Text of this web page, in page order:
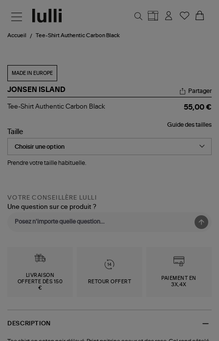
Accueil Tee-Shirt Authentic Carbon Black
MADE IN EUROPE
JONSEN ISLAND
Tee-
Carbon
Black
Partager
Tee-Shirt Authentic Carbon Black 55,00 €
Guide des tailles
Taille
Prendre votre taille habituelle.
VOTRE CONSEILLÈRE LULLI
Une question sur ce produit ?
LIVRAISON
OFFERTE DÈS 150
€
RETOUR OFFERT
PAIEMENT EN
3X,4X
DESCRIPTION